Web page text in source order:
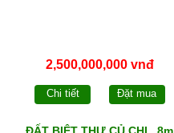
2,500,000,000 vnđ
Chi tiết Đặt mua
ĐẤT BIỆT THỰ CỦ CHI , 8m